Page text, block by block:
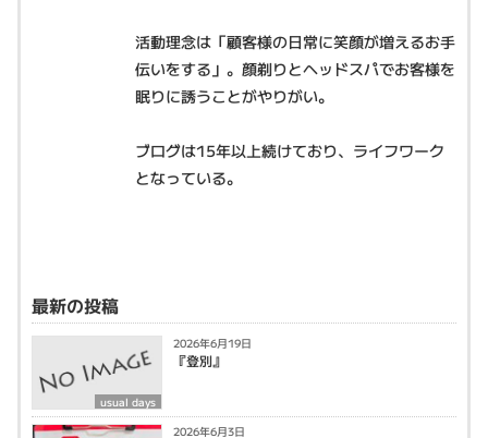
活動理念は「顧客様の日常に笑顔が増えるお手
伝いをする」。顔剃りとヘッドスパでお客様を
眠りに誘うことがやりがい。
ブログは15年以上続けており、ライフワーク
となっている。
最新の投稿
usual days
2026年6月19日
『登別』
2026年6月3日